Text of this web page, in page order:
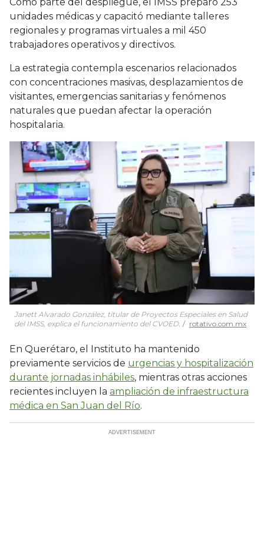
unidades médicas y capacitó mediante talleres
regionales y programas virtuales a mil 450
trabajadores operativos y directivos.
La estrategia contempla escenarios relacionados
con concentraciones masivas, desplazamientos de
visitantes, emergencias sanitarias y fenómenos
naturales que puedan afectar la operación
hospitalaria.
Janett Alvarado González, titular de Proyectos Especiales en Salud
del IMSS, explica el funcionamiento del CVOED.
rotativo.com.mx
En Querétaro, el Instituto ha mantenido
previamente servicios de urgencias y hospitalización
durante jornadas inhábiles, mientras otras acciones
recientes incluyen la ampliación de infraestructura
médica en San Juan del Río.